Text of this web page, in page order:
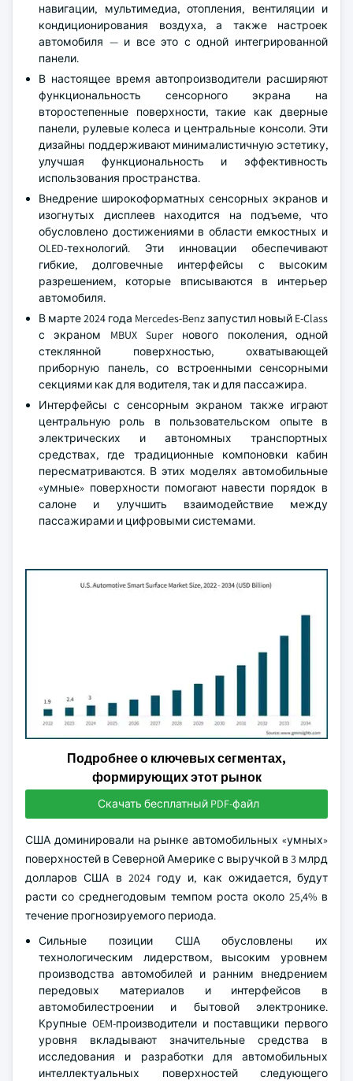
навигации, мультимедиа, отопления, вентиляции и
кондиционирования воздуха, а также настроек
автомобиля — и все это с одной интегрированной
панели.
В настоящее время автопроизводители расширяют
функциональность сенсорного экрана на
второстепенные поверхности, такие как дверные
панели, рулевые колеса и центральные консоли. Эти
дизайны поддерживают минималистичную эстетику,
улучшая функциональность и эффективность
использования пространства.
Внедрение широкоформатных сенсорных экранов и
изогнутых дисплеев находится на подъеме, что
обусловлено достижениями в области емкостных и
OLED-технологий. Эти инновации обеспечивают
гибкие, долговечные интерфейсы с высоким
разрешением, которые вписываются в интерьер
автомобиля.
В марте 2024 года Mercedes-Benz запустил новый E-Class
с экраном MBUX Super нового поколения, одной
стеклянной поверхностью, охватывающей
приборную панель, со встроенными сенсорными
секциями как для водителя, так и для пассажира.
Интерфейсы с сенсорным экраном также играют
центральную роль в пользовательском опыте в
электрических и автономных транспортных
средствах, где традиционные компоновки кабин
пересматриваются. В этих моделях автомобильные
«умные» поверхности помогают навести порядок в
салоне и улучшить взаимодействие между
пассажирами и цифровыми системами.
Подробнее о ключевых сегментах,
формирующих этот рынок
Скачать бесплатный PDF-файл
США доминировали на рынке автомобильных «умных»
поверхностей в Северной Америке с выручкой в 3 млрд
долларов США в 2024 году и, как ожидается, будут
расти со среднегодовым темпом роста около 25,4% в
течение прогнозируемого периода.
Сильные позиции США обусловлены их
технологическим лидерством, высоким уровнем
производства автомобилей и ранним внедрением
передовых материалов и интерфейсов в
автомобилестроении и бытовой электронике.
Крупные OEM-производители и поставщики первого
уровня вкладывают значительные средства в
исследования и разработки для автомобильных
интеллектуальных поверхностей следующего